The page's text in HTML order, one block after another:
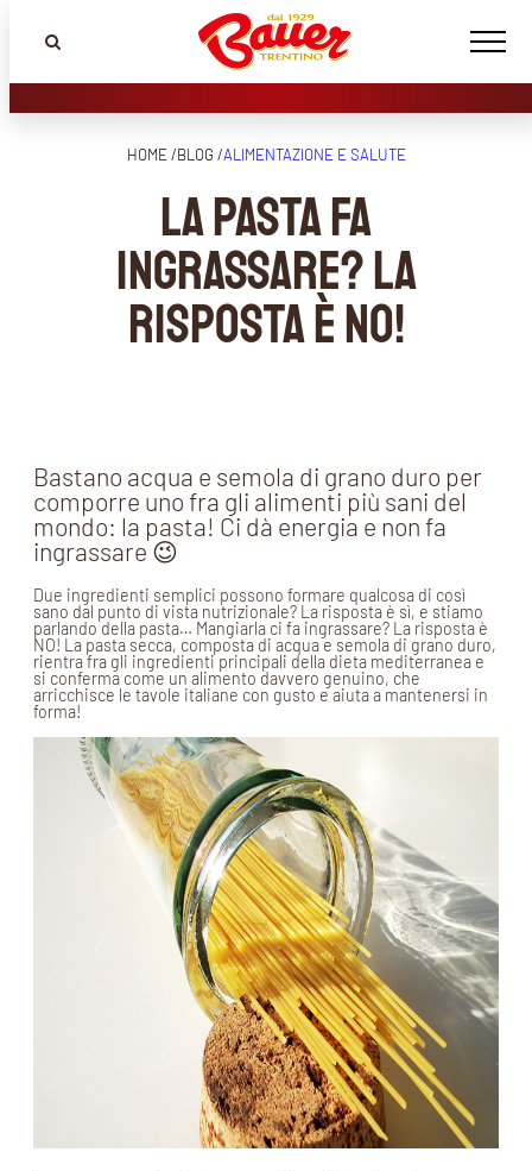
HOME /BLOG /ALIMENTAZIONE E SALUTE
La pasta fa
ingrassare? La
risposta è NO!
Bastano acqua e semola di grano duro per
comporre uno fra gli alimenti più sani del
mondo: la pasta! Ci dà energia e non fa
ingrassare 😉
Due ingredienti semplici possono formare qualcosa di così
sano dal punto di vista nutrizionale? La risposta è sì, e stiamo
parlando della pasta… Mangiarla ci fa ingrassare? La risposta è
NO! La pasta secca, composta di acqua e semola di grano duro,
rientra fra gli ingredienti principali della dieta mediterranea e
si conferma come un alimento davvero genuino, che
arricchisce le tavole italiane con gusto e aiuta a mantenersi in
forma!